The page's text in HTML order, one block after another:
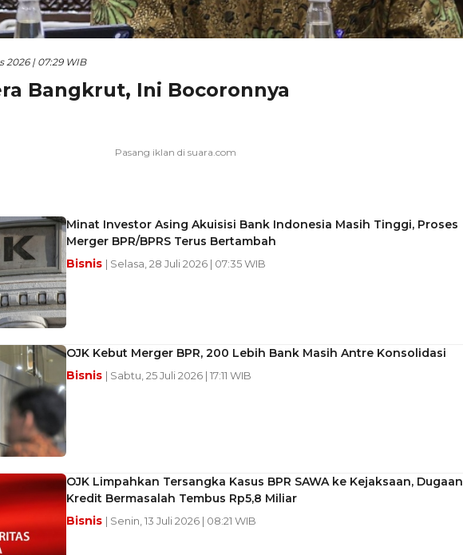
2026 | 07:29 WIB
Bangkrut, Ini Bocoronnya
Minat Investor Asing Akuisisi Bank Indonesia Masih Tinggi, Proses
Merger BPR/BPRS Terus Bertambah
Bisnis | Selasa, 28 Juli 2026 | 07:35 WIB
OJK Kebut Merger BPR, 200 Lebih Bank Masih Antre Konsolidasi
Bisnis | Sabtu, 25 Juli 2026 | 17:11 WIB
OJK Limpahkan Tersangka Kasus BPR SAWA ke Kejaksaan, Dugaan
Kredit Bermasalah Tembus Rp5,8 Miliar
Bisnis | Senin, 13 Juli 2026 | 08:21 WIB